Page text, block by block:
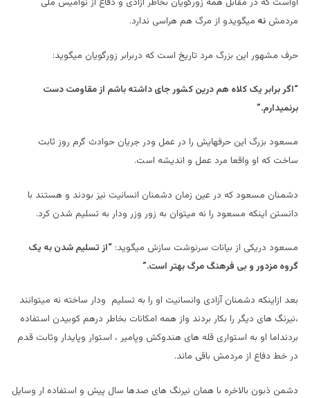
مردمش نه میگویدو از مرگ هم هراسی ندارد.
حرف مشهور این بزرگ مرد تاریخ است که دربرابر زورگویان میگوید:
“اگر برابر یک کلاه هم درین کشور جای داشته باشم از مقاومت دست
برنمیدارم.”
مسعود بزرگ این حرفهایش را در عمل ودر جریان حوادث گرم روز ثابت
ساخت که او واقعا مرد عمل و اندیشه است.
دشمنان مسعود که در عین زمان دشمنان انسانیت نیز بودند و هستند با
دانستن اینکه مسعود را نه میتوان به زور وزر ودار به تسلیم شدن کرد.
مسعود دریکی از بیانات سرنوشت سازش میگوید: “از تسلیم شدن به یک
گروه مزدور و بی فرهنگ مرگ بهتر است.”
بعد ازاینکه دشمنان آزادی وانسانیت او را به تسلیم ودار ساخته نه میتوانند
،نیرنگ های دیگر را بکار بردند واز همه امکانات بخاطر درهم کوبیدن استفاده
بردنداما او به استواری قله های هندوکش وپامیر ، استوار وپایدار وثابت قدم
در خط دفاع از مردمش باقی ماند.
دشمن ذبون بالاخره با همان نیرنگ های صدها سال پیش و استفاده ار وسایل